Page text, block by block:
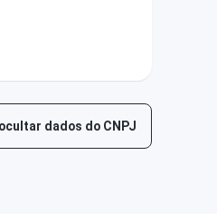
dados do CNPJ